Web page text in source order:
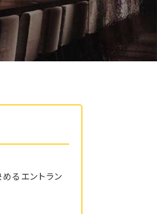
るエントラン